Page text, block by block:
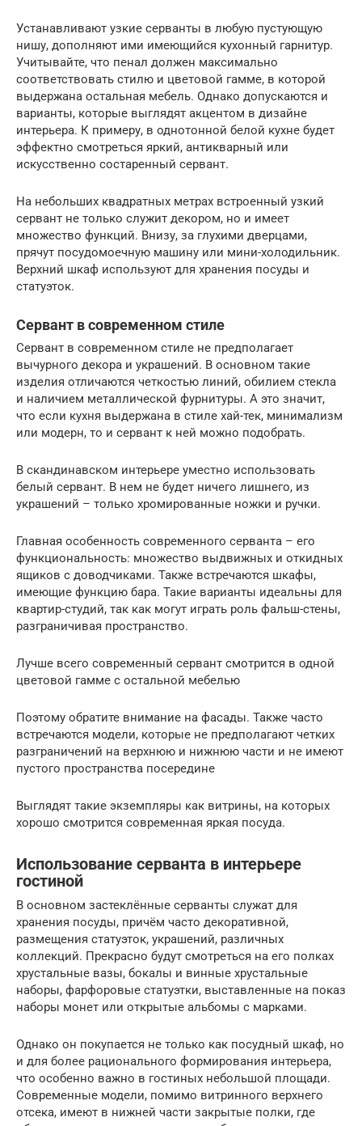
Устанавливают узкие серванты в любую пустующую
нишу, дополняют ими имеющийся кухонный гарнитур.
Учитывайте, что пенал должен максимально
соответствовать стилю и цветовой гамме, в которой
выдержана остальная мебель. Однако допускаются и
варианты, которые выглядят акцентом в дизайне
интерьера. К примеру, в однотонной белой кухне будет
эффектно смотреться яркий, антикварный или
искусственно состаренный сервант.
На небольших квадратных метрах встроенный узкий
сервант не только служит декором, но и имеет
множество функций. Внизу, за глухими дверцами,
прячут посудомоечную машину или мини-холодильник.
Верхний шкаф используют для хранения посуды и
статуэток.
Сервант в современном стиле
Сервант в современном стиле не предполагает
вычурного декора и украшений. В основном такие
изделия отличаются четкостью линий, обилием стекла
и наличием металлической фурнитуры. А это значит,
что если кухня выдержана в стиле хай-тек, минимализм
или модерн, то и сервант к ней можно подобрать.
В скандинавском интерьере уместно использовать
белый сервант. В нем не будет ничего лишнего, из
украшений – только хромированные ножки и ручки.
Главная особенность современного серванта – его
функциональность: множество выдвижных и откидных
ящиков с доводчиками. Также встречаются шкафы,
имеющие функцию бара. Такие варианты идеальны для
квартир-студий, так как могут играть роль фальш-стены,
разграничивая пространство.
Лучше всего современный сервант смотрится в одной
цветовой гамме с остальной мебелью
Поэтому обратите внимание на фасады. Также часто
встречаются модели, которые не предполагают четких
разграничений на верхнюю и нижнюю части и не имеют
пустого пространства посередине
Выглядят такие экземпляры как витрины, на которых
хорошо смотрится современная яркая посуда.
Использование серванта в интерьере
гостиной
В основном застеклённые серванты служат для
хранения посуды, причём часто декоративной,
размещения статуэток, украшений, различных
коллекций. Прекрасно будут смотреться на его полках
хрустальные вазы, бокалы и винные хрустальные
наборы, фарфоровые статуэтки, выставленные на показ
наборы монет или открытые альбомы с марками.
Однако он покупается не только как посудный шкаф, но
и для более рационального формирования интерьера,
что особенно важно в гостиных небольшой площади.
Современные модели, помимо витринного верхнего
отсека, имеют в нижней части закрытые полки, где